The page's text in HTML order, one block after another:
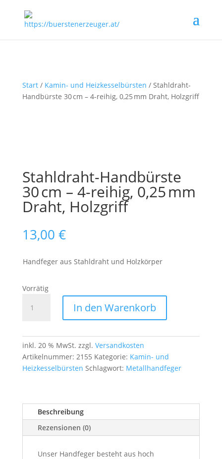
Start/ Kamin- und Heizkesselbürsten / Stahldraht-
Handbürste 30 cm – 4-reihig, 0,25 mm Draht, Holzgriff
Stahldraht-Handbürste
30 cm – 4-reihig, 0,25 mm
Draht, Holzgriff
13,00 €
Handfeger aus Stahldraht und Holzkörper
Vorrätig
Handbürste
4-
reihig,
0,25 mm
Menge
In den Warenkorb
inkl. 20 % MwSt. zzgl. Versandkosten
Artikelnummer: 2155 Kategorie: Kamin- und
Heizkesselbürsten Schlagwort: Metallhandfeger
Beschreibung
Rezensionen (0)
Unser Handfeger besteht aus hoch